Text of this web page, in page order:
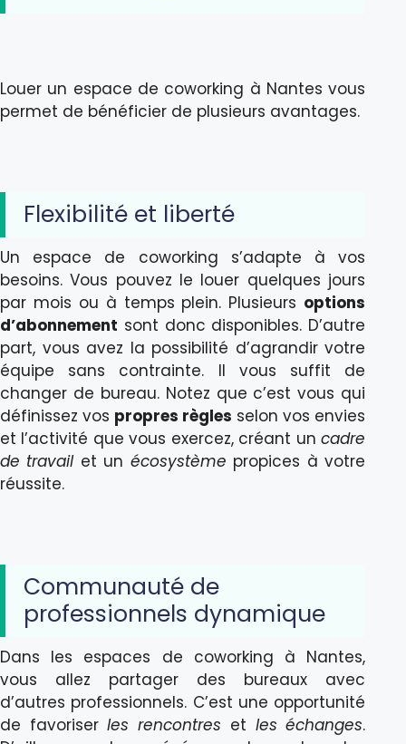
Louer un espace de coworking à Nantes vous
permet de bénéficier de plusieurs avantages.
Flexibilité et liberté
Un espace de coworking s’adapte à vos
besoins. Vous pouvez le louer quelques jours
par mois ou à temps plein. Plusieurs options
d’abonnement sont donc disponibles. D’autre
part, vous avez la possibilité d’agrandir votre
équipe sans contrainte. Il vous suffit de
changer de bureau. Notez que c’est vous qui
définissez vos propres règles selon vos envies
et l’activité que vous exercez, créant uncadre
de travailet un écosystème propices à votre
réussite.
Communauté de
professionnels dynamique
Dans les espaces de coworking à Nantes,
vous allez partager des bureaux avec
d’autres professionnels. C’est une opportunité
de favoriserles rencontres et les échanges.